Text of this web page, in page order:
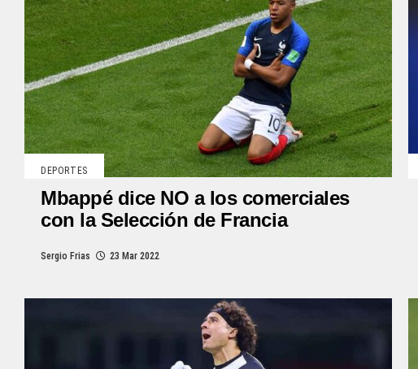
DEPORTES
Mbappé dice NO a los comerciales
con la Selección de Francia
Sergio Frias 23 Mar 2022